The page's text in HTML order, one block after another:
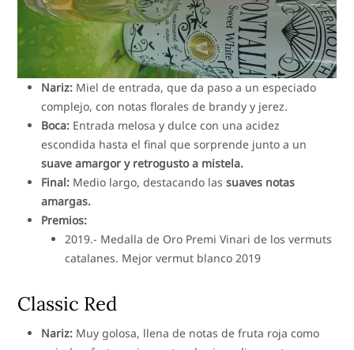
Nariz: Miel de entrada, que da paso a un especiado
complejo, con notas florales de brandy y jerez.
Boca: Entrada melosa y dulce con una acidez
escondida hasta el final que sorprende junto a un
suave amargor y retrogusto a mistela.
Final: Medio largo, destacando lassuaves notas
amargas.
Premios:
2019.- Medalla de Oro Premi Vinari de los vermuts
catalanes. Mejor vermut blanco 2019
Classic Red
Nariz: Muy golosa, llena de notas de fruta roja como